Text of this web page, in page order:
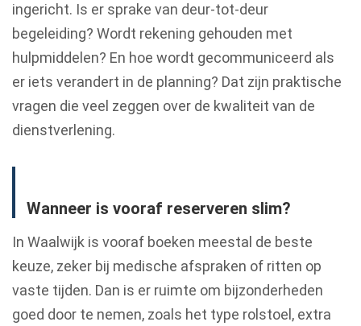
ingericht. Is er sprake van deur-tot-deur
begeleiding? Wordt rekening gehouden met
hulpmiddelen? En hoe wordt gecommuniceerd als
er iets verandert in de planning? Dat zijn praktische
vragen die veel zeggen over de kwaliteit van de
dienstverlening.
Wanneer is vooraf reserveren slim?
In Waalwijk is vooraf boeken meestal de beste
keuze, zeker bij medische afspraken of ritten op
vaste tijden. Dan is er ruimte om bijzonderheden
goed door te nemen, zoals het type rolstoel, extra